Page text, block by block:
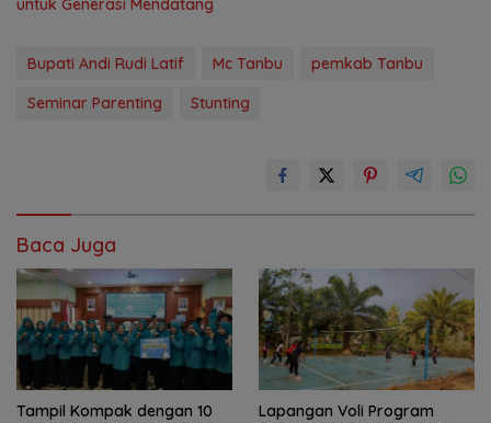
untuk Generasi Mendatang
Bupati Andi Rudi Latif Mc Tanbu
pemkab Tanbu
Seminar Parenting
Stunting
Baca Juga
Tampil Kompak dengan 10
Lapangan Voli Program